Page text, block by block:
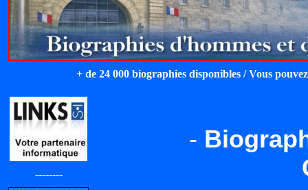
+ de 24 000 biographies disponibles / Vous
--------
-